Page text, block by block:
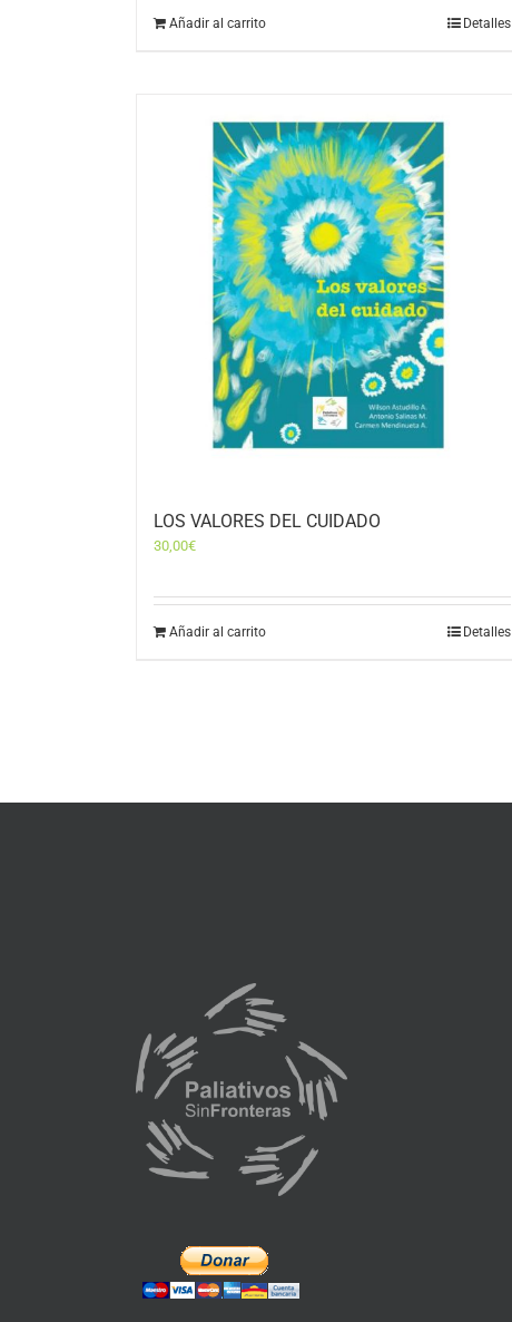
Añadir al carrito Detalles
LOS VALORES DEL CUIDADO
30,00€
Añadir al carrito Detalles